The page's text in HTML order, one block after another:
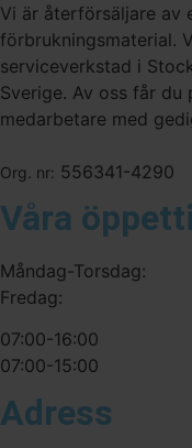
Vi är återförsäljare av
förbrukningsmaterial.
serviceverkstad i
Sverige. Av oss får du
medarbetare med
Org. nr: 556341-4290
Våra
Måndag-Torsdag:
Fredag:
07:00-16:00
07:00-15:00
Adress